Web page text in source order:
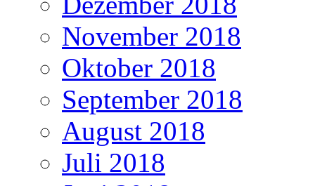
November 2018
Oktober 2018
September 2018
August 2018
Juli 2018